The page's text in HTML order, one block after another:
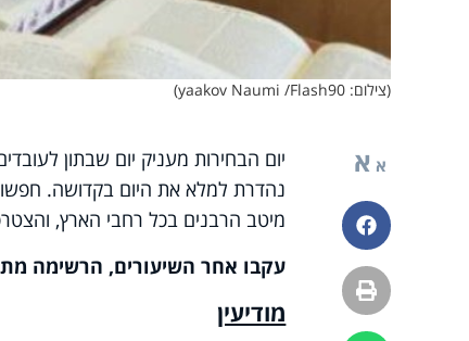
(צילום: yaakov Naumi /Flash90)
א א
פייסבוק
הדפסה
יום הבחירות מעניק יום שבתון
נהדרת למלא את היום בקדושה. חפשו
מיטב הרבנים בכל רחבי הארץ,
עקבו אחר השיעורים, הרשימה
מודיעין